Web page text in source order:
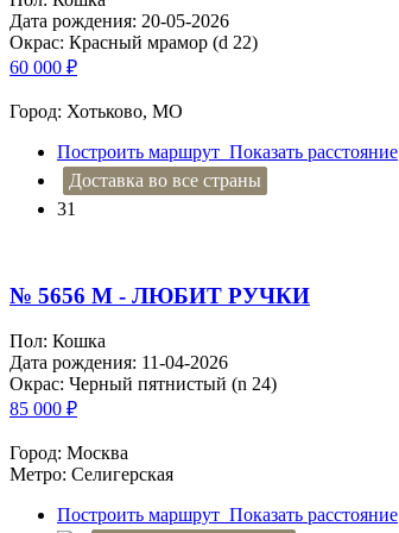
Дата рождения: 20-05-2026
Окрас: Красный мрамор (d 22)
60 000 ₽
Город: Хотьково, МО
Построить маршрут Показать расстояние
Доставка во все страны
31
№ 5656 M - ЛЮБИТ РУЧКИ
Пол: Кошка
Дата рождения: 11-04-2026
Окрас: Черный пятнистый (n 24)
85 000 ₽
Город: Москва
Метро: Селигерская
Построить маршрут Показать расстояние